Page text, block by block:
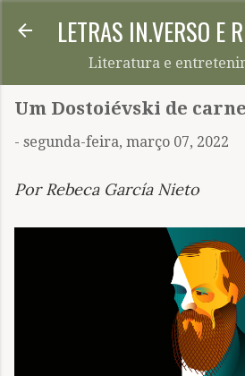
Pular para o
LETRAS IN.VERSO E
Literatura e
Um Dostoiévski de carne
- segunda-feira, março 07, 2022
Por Rebeca García Nieto